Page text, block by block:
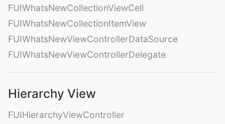
FUIWhatsNewCollectionViewCell
FUIWhatsNewCollectionItemView
FUIWhatsNewViewControllerDataSource
FUIWhatsNewViewControllerDelegate
Hierarchy View
FUIHierarchyViewController